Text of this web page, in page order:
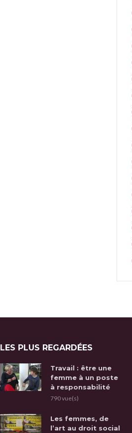
LES PLUS REGARDÉES
Travail : être une
femme à un poste
à responsabilité
790 vue(s)
Les femmes, de
l’art au droit social